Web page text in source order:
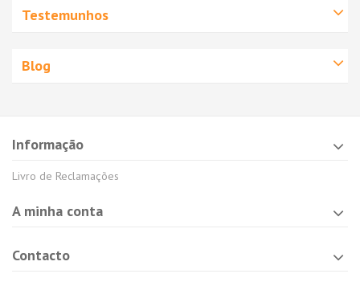
Testemunhos
Blog
Informação
Livro de Reclamações
A minha conta
Contacto